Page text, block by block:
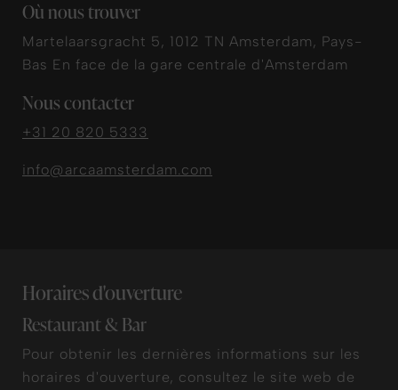
Où nous trouver
Martelaarsgracht 5, 1012 TN Amsterdam, Pays-
Bas En face de la gare centrale d'Amsterdam
Nous contacter
+31 20 820 5333
info@arcaamsterdam.com
Horaires d'ouverture
Restaurant & Bar
Pour obtenir les dernières informations sur les
horaires d'ouverture, consultez le site web de